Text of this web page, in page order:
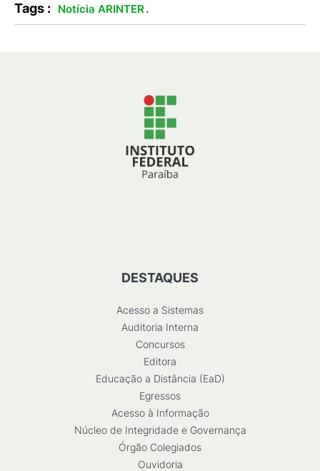
Tags : Notícia ARINTER.
DESTAQUES
Acesso a Sistemas
Auditoria Interna
Concursos
Editora
Educação a Distância (EaD)
Egressos
Acesso à Informação
Núcleo de Integridade e Governança
Órgão Colegiados
Ouvidoria